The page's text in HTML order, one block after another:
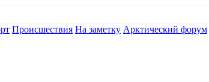
Происшествия На заметку Арктический форум